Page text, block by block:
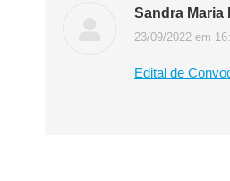
Sandra Maria
disse:
23/09/2022 em
Edital de